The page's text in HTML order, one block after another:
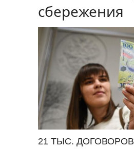
сбережения
21 ТЫС. ДОГОВОРОВ